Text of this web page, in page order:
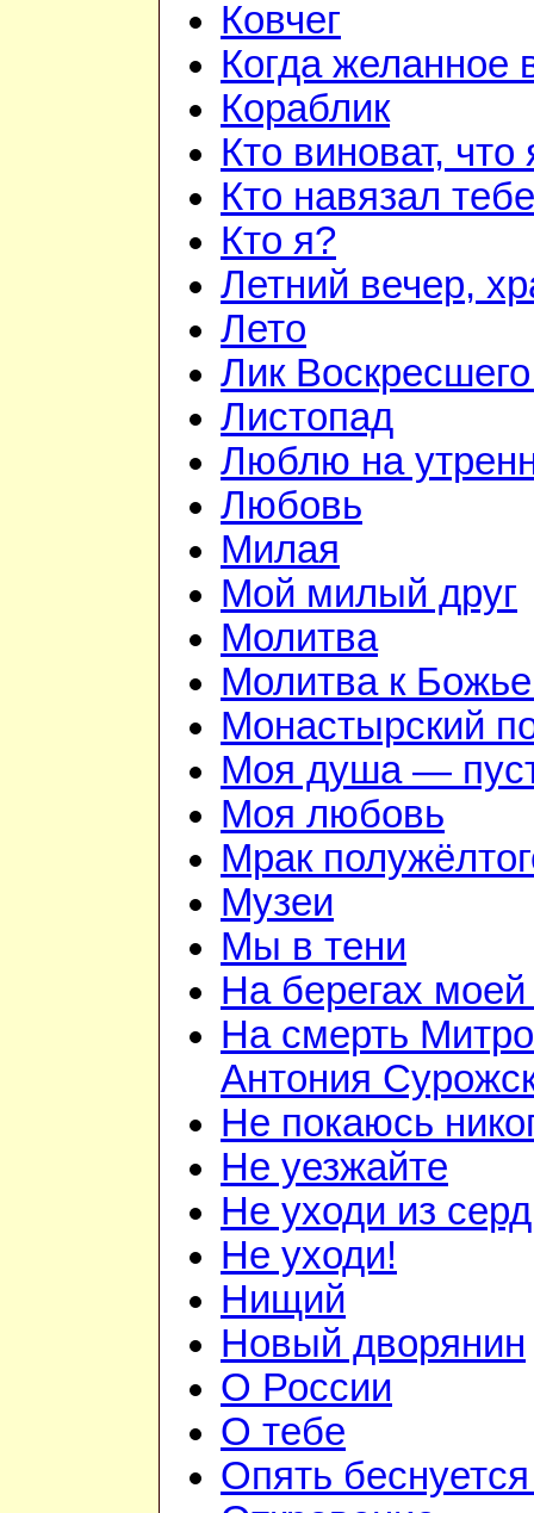
Ковчег
Когда желанное
Кораблик
Кто виноват,
Кто навязал
Кто я?
Летний вечер,
Лето
Лик
Листопад
Люблю на
Любовь
Милая
Мой милый друг
Молитва
Молитва к
Монастырский
Моя душа —
Моя любовь
Мрак
Музеи
Мы в тени
На берегах
На смерть
Антония
Не покаюсь
Не уезжайте
Не уходи из
Не уходи!
Нищий
Новый дворянин
О России
О тебе
Опять